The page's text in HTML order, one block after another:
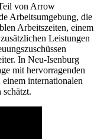
von Arrow
Arbeitsumgebung, die
Arbeitszeiten, einem
Leistungen
In Neu-Isenburg
mit hervorragenden
internationalen